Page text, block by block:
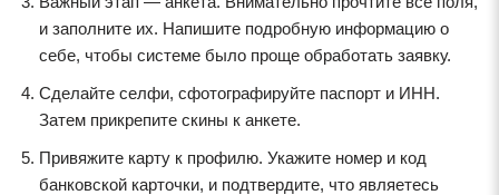
и заполните их. Напишите подробную информацию о
себе, чтобы системе было проще обработать заявку.
Сделайте селфи, сфотографируйте паспорт и ИНН.
Затем прикрепите скины к анкете.
Привяжите карту к профилю. Укажите номер и код
банковской карточки, и подтвердите, что являетесь